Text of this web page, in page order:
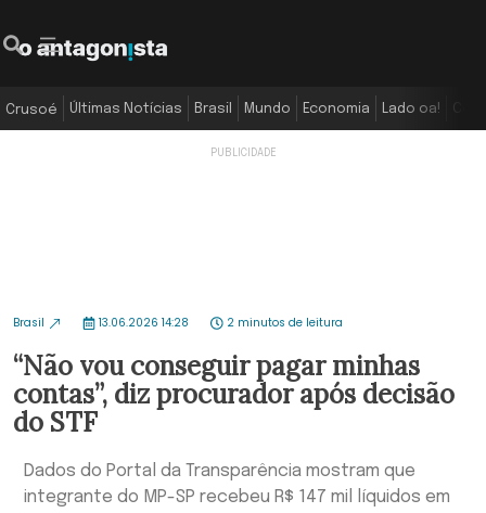
Crusoé Últimas Notícias Brasil Mundo Economia Lado oa!
Brasil 13.06.2026 14:28 2 minutos de leitura
“Não vou conseguir pagar minhas
contas”, diz procurador após decisão
do STF
Dados do Portal da Transparência mostram que
integrante do MP-SP recebeu R$ 147 mil líquidos em